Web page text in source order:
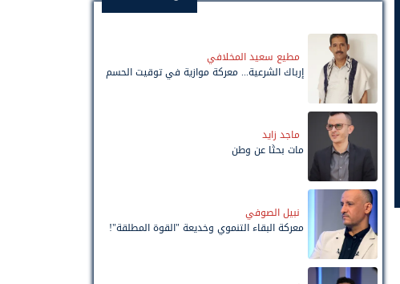
مطيع سعيد المخلافي
إرباك الشرعية... معركة موازية في توقيت الحسم
ماجد زايد
مات بحثًا عن وطن
نبيل الصوفي
معركة البقاء التنموي وخديعة "القوة المطلقة"!